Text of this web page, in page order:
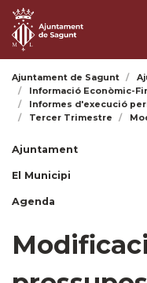
Ajuntament de Sagunt
Informació Econòmic-
Informes d'execució
Tercer Trimestre
Ajuntament
El Municipi
Agenda